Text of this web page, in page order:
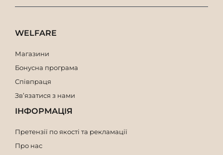
WELFARE
Магазини
Бонусна програма
Співпраця
Зв’язатися з нами
ІНФОРМАЦІЯ
Претензії по якості та рекламації
Про нас